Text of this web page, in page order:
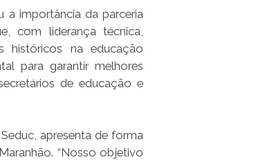
a importância da parceria
com liderança técnica,
históricos na educação
para garantir melhores
de educação e
apresenta de forma
“Nosso objetivo